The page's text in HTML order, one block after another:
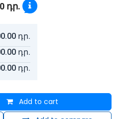
դր.
դր.
դր.
դր.
Add to cart